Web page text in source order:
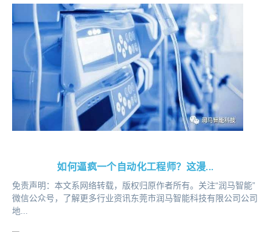
如何逼疯一个自动化工程师？这漫...
免责声明：本文系网络转载，版权归原作者所有。关注“润马智能”
微信公众号，了解更多行业资讯东莞市润马智能科技有限公司公司
地...